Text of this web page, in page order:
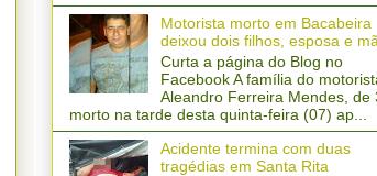
Motorista morto em Bacabeira
deixou dois filhos, esposa e
Curta a página do Blog no
Facebook A família do
Aleandro Ferreira Mendes, de
morto na tarde desta quinta-feira (07) ap...
Acidente termina com duas
tragédias em Santa Rita